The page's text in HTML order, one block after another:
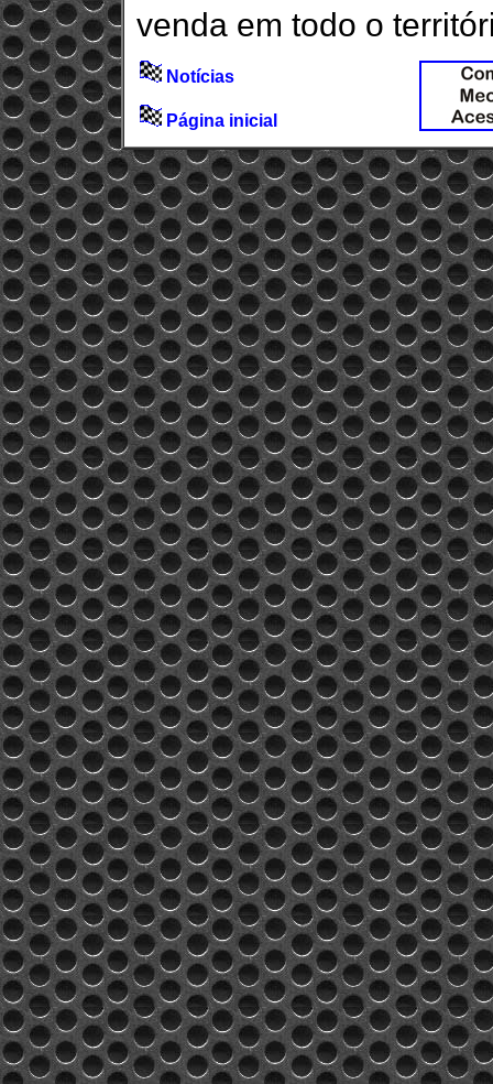
venda em todo o
Notícias
Página inicial